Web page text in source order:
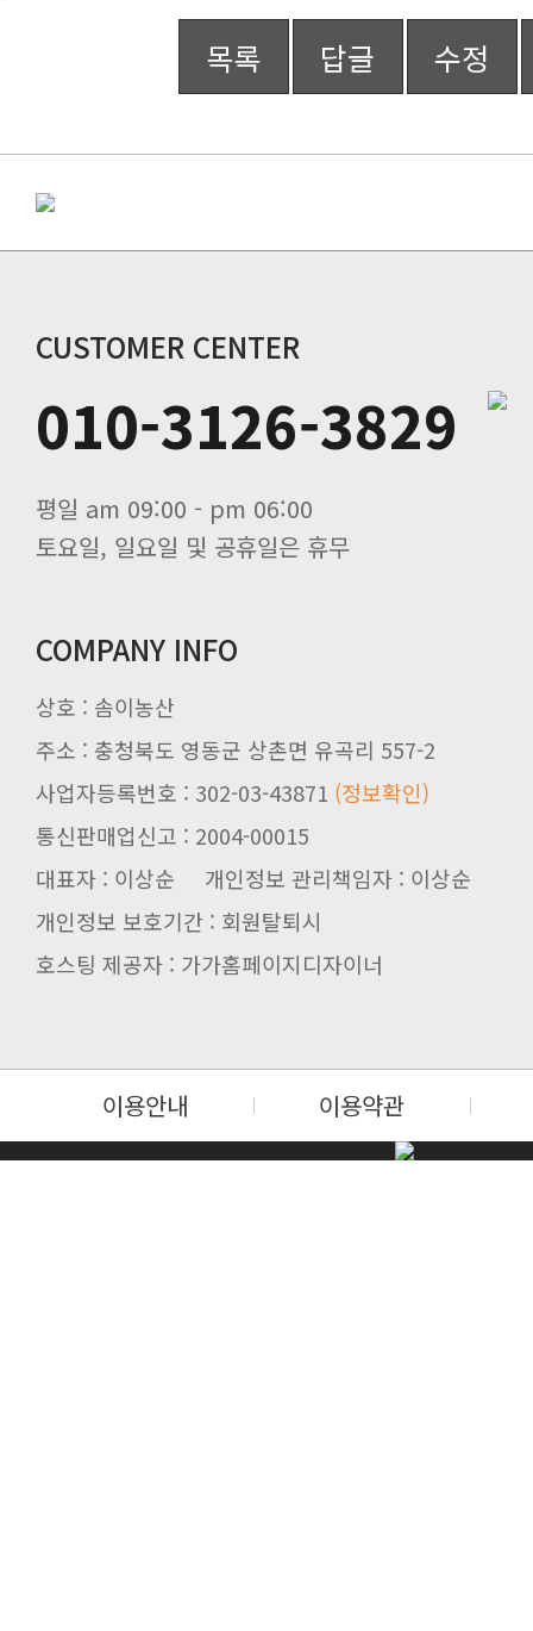
목록 답글 수정
CUSTOMER CENTER
010-3126-3829
평일 am 09:00 - pm 06:00
토요일, 일요일 및 공휴일은 휴무
COMPANY INFO
상호 : 솜이농산
주소 : 충청북도 영동군 상촌면 유곡리 557-2
사업자등록번호 : 302-03-43871 (정보확인)
통신판매업신고 : 2004-00015
대표자 : 이상순 개인정보 관리책임자 : 이상순
개인정보 보호기간 : 회원탈퇴시
호스팅 제공자 : 가가홈페이지디자이너
이용안내 이용약관